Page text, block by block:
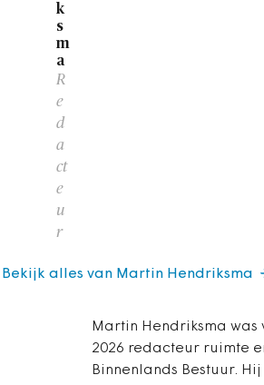
k
s
m
a
R
e
d
a
ct
e
u
r
Martin Hendriksma was
2026 redacteur ruimte
Binnenlands Bestuur.
Bekijk alles van Martin Hendriksma